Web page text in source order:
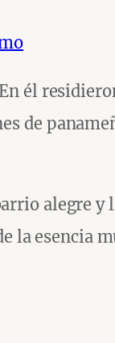
él
de
alegre
la esencia